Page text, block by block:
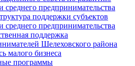
среднего предпринимательства
поддержки субъектов
среднего предпринимательства
поддержка
Шелеховского района
малого бизнеса
программы